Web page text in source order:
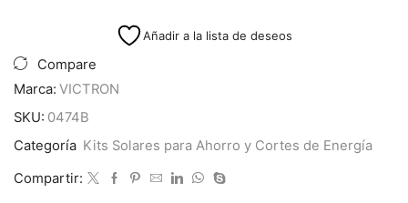
Añadir a la lista de deseos
Compare
Marca: VICTRON
SKU: 0474B
Categoría Kits Solares para Ahorro y Cortes de Energía
Compartir: